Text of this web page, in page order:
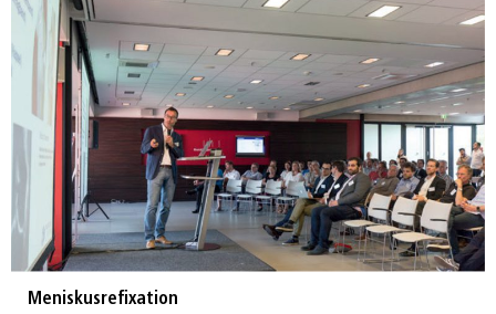
Meniskusrefixation